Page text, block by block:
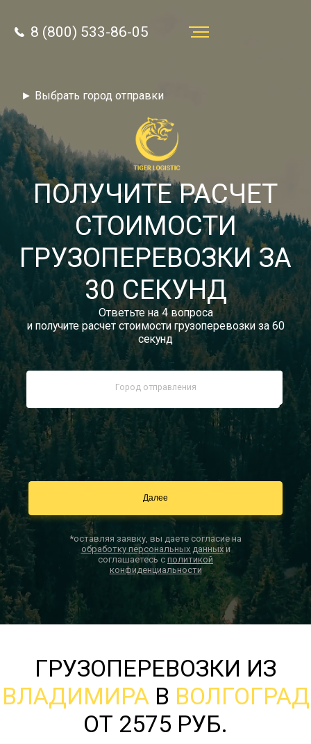
8 (800) 533-86-05
Звонок по России бесплатный
autotransport24@yandex.ru
Заказать звонок
Тарифы
Отзывы
Статьи
Новости
Документы
Контакты
► Выбрать город отправки
8 (800) 533-86-05
ПОЛУЧИТЕ РАСЧЕТ
СТОИМОСТИ
ГРУЗОПЕРЕВОЗКИ ЗА
30 СЕКУНД
Ответьте на 4 вопроса
и получите расчет стоимости грузоперевозки за 60
секунд
*оставляя заявку, вы даете согласие на
обработку персональных данныхи
соглашаетесь с политикой
конфиденциальности
ГРУЗОПЕРЕВОЗКИ ИЗ
ВЛАДИМИРАВ ВОЛГОГРАД
ОТ 2575 РУБ.